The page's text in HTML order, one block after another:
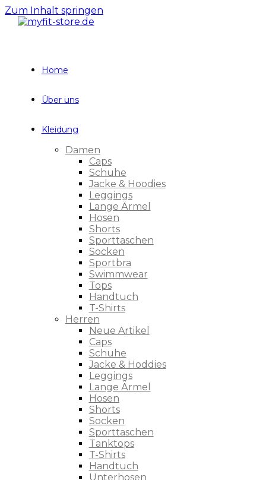
Zum Inhalt springen
Home
Über uns
Kleidung
Damen
Caps
Schuhe
Jacke & Hoodies
Leggings
Lange Ärmel
Hosen
Shorts
Sporttaschen
Socken
Sportbra
Swimmwear
Tops
Handtuch
T-Shirts
Herren
Neue Artikel
Caps
Schuhe
Jacke & Hoddies
Leggings
Lange Ärmel
Hosen
Shorts
Socken
Sporttaschen
Tanktops
T-Shirts
Handtuch
Unterhosen